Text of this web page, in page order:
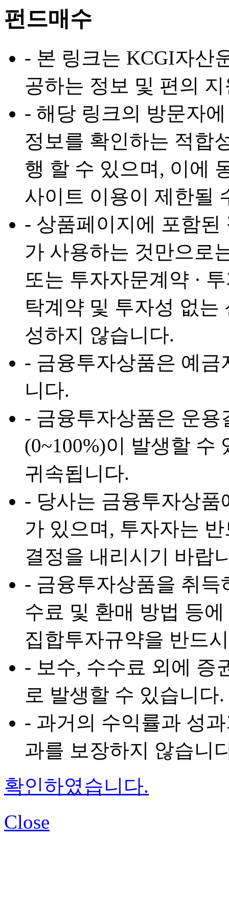
펀드매수
- 본 링크는 KCGI자산
공하는 정보 및 편의
- 해당 링크의 방문자
정보를 확인하는 적합
행 할 수 있으며, 이에
사이트 이용이 제한될
- 상품페이지에 포함
가 사용하는 것만으로
또는 투자자문계약 ·
탁계약 및 투자성 없
성하지 않습니다.
- 금융투자상품은 예
니다.
- 금융투자상품은 운
(0~100%)이 발생할 수
귀속됩니다.
- 당사는 금융투자상
가 있으며, 투자자는
결정을 내리시기 바랍
- 금융투자상품을 취
수료 및 환매 방법 등
집합투자규약을 반드
- 보수, 수수료 외에 증
로 발생할 수 있습니다.
- 과거의 수익률과 성
과를 보장하지 않습니
확인하였습니다.
Close